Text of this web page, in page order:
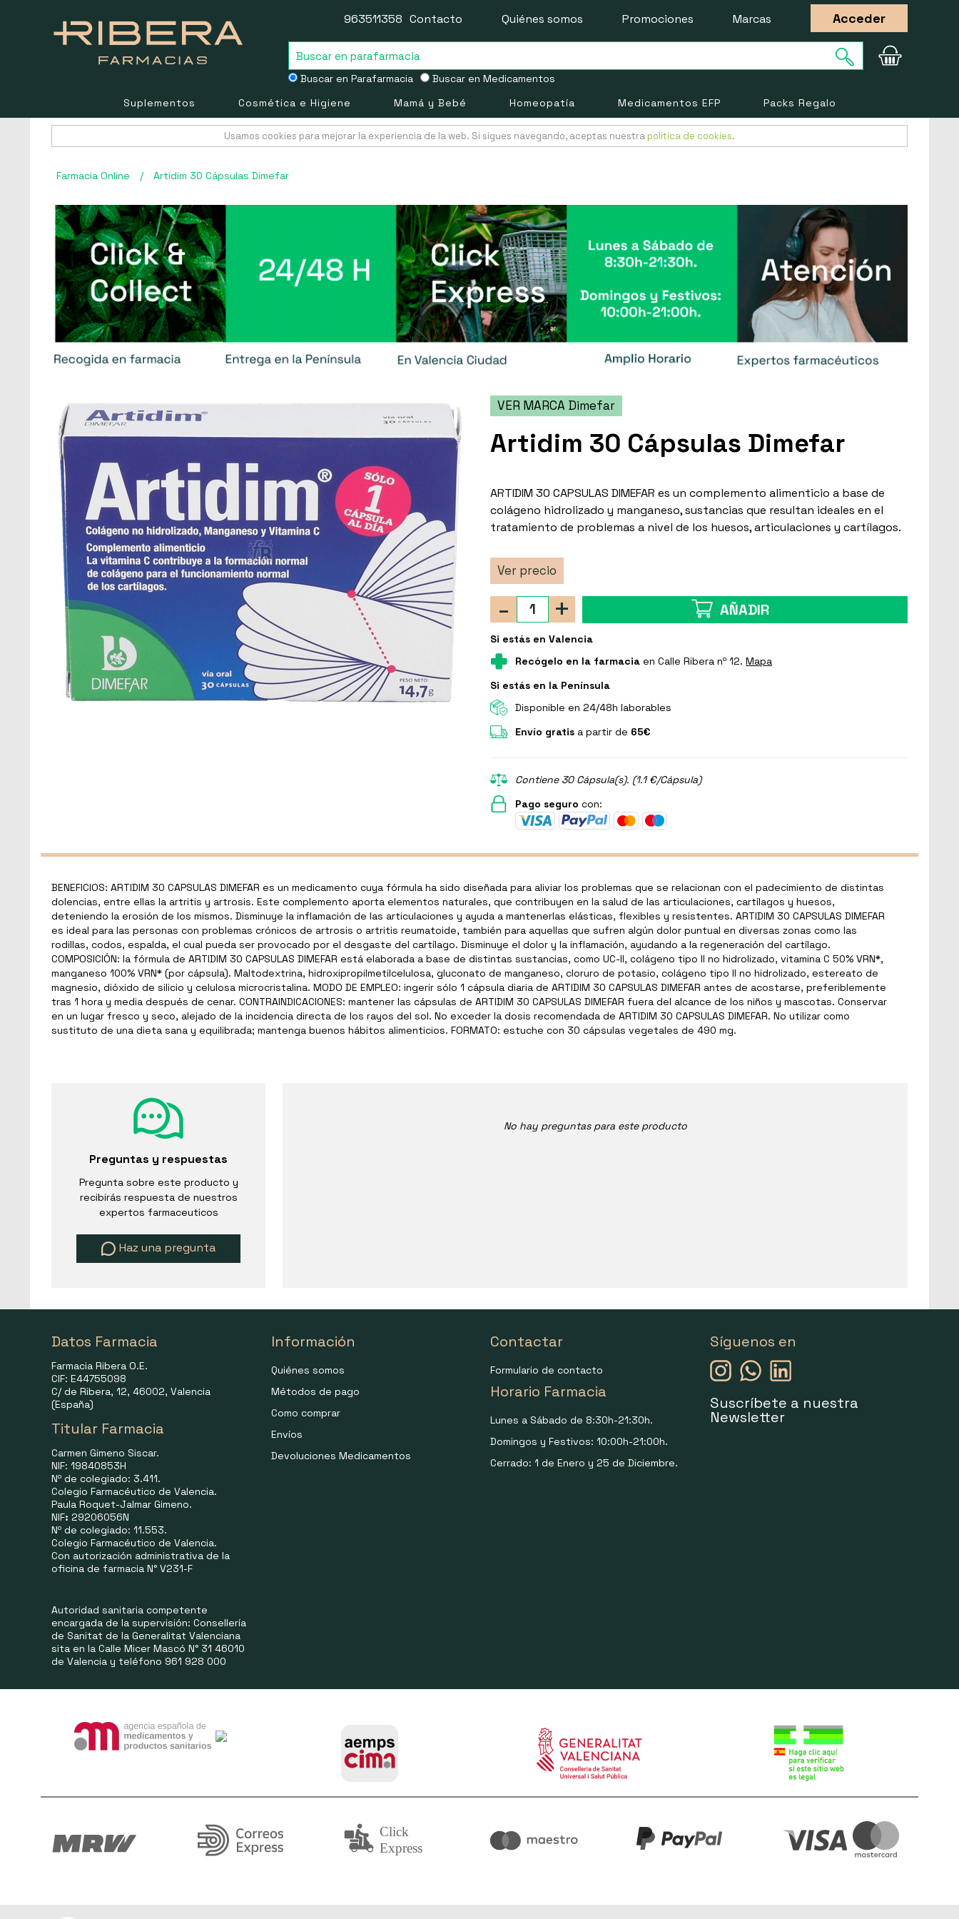
Buscar en Parafarmacia Buscar en Medicamentos
963511358 Contacto Quiénes somos Promociones Marcas Acceder
Suplementos Cosmética e Higiene Mamá y Bebé Homeopatía Medicamentos EFP Packs Regalo
Usamos cookies para mejorar la experiencia de la web. Si sigues navegando, aceptas nuestra política de cookies.
Farmacia Online / Artidim 30 Cápsulas Dimefar
VER MARCA Dimefar
Artidim 30 Cápsulas Dimefar
ARTIDIM 30 CAPSULAS DIMEFAR es un complemento alimenticio a base de
colágeno hidrolizado y manganeso, sustancias que resultan ideales en el
tratamiento de problemas a nivel de los huesos, articulaciones y cartílagos.
Ver precio
+
- AÑADIR
Si estás en Valencia
Recógelo en la farmacia en Calle Ribera nº 12. Mapa
Si estás en la Península
Disponible en 24/48h laborables
Envío gratis a partir de 65€
Contiene 30 Cápsula(s). (1.1 €/Cápsula)
Pago seguro con:
BENEFICIOS: ARTIDIM 30 CAPSULAS DIMEFAR es un medicamento cuya fórmula ha sido diseñada para aliviar los problemas que se relacionan con el padecimiento de distintas
dolencias, entre ellas la artritis y artrosis. Este complemento aporta elementos naturales, que contribuyen en la salud de las articulaciones, cartílagos y huesos,
deteniendo la erosión de los mismos. Disminuye la inflamación de las articulaciones y ayuda a mantenerlas elásticas, flexibles y resistentes. ARTIDIM 30 CAPSULAS DIMEFAR
es ideal para las personas con problemas crónicos de artrosis o artritis reumatoide, también para aquellas que sufren algún dolor puntual en diversas zonas como las
rodillas, codos, espalda, el cual pueda ser provocado por el desgaste del cartílago. Disminuye el dolor y la inflamación, ayudando a la regeneración del cartílago.
COMPOSICIÓN: la fórmula de ARTIDIM 30 CAPSULAS DIMEFAR está elaborada a base de distintas sustancias, como UC-II, colágeno tipo II no hidrolizado, vitamina C 50% VRN*,
manganeso 100% VRN* (por cápsula). Maltodextrina, hidroxipropilmetilcelulosa, gluconato de manganeso, cloruro de potasio, colágeno tipo II no hidrolizado, estereato de
magnesio, dióxido de silicio y celulosa microcristalina. MODO DE EMPLEO: ingerir sólo 1 cápsula diaria de ARTIDIM 30 CAPSULAS DIMEFAR antes de acostarse, preferiblemente
tras 1 hora y media después de cenar. CONTRAINDICACIONES: mantener las cápsulas de ARTIDIM 30 CAPSULAS DIMEFAR fuera del alcance de los niños y mascotas. Conservar
en un lugar fresco y seco, alejado de la incidencia directa de los rayos del sol. No exceder la dosis recomendada de ARTIDIM 30 CAPSULAS DIMEFAR. No utilizar como
sustituto de una dieta sana y equilibrada; mantenga buenos hábitos alimenticios. FORMATO: estuche con 30 cápsulas vegetales de 490 mg.
Preguntas y respuestas
Pregunta sobre este producto y
recibirás respuesta de nuestros
expertos farmaceuticos
Haz una pregunta
No hay preguntas para este producto
Datos Farmacia
Farmacia Ribera O.E.
CIF: E44755098
C/ de Ribera, 12, 46002, Valencia
(España)
Titular Farmacia
Carmen Gimeno Siscar.
NIF: 19840853H
Nº de colegiado: 3.411.
Colegio Farmacéutico de Valencia.
Paula Roquet-Jalmar Gimeno.
NIF: 29206056N
Nº de colegiado: 11.553.
Colegio Farmacéutico de Valencia.
Con autorización administrativa de la
oficina de farmacia N° V231-F
Autoridad sanitaria competente
encargada de la supervisión: Consellería
de Sanitat de la Generalitat Valenciana
sita en la Calle Micer Mascó N° 31 46010
de Valencia y teléfono 961 928 000
Información
Quiénes somos
Métodos de pago
Como comprar
Envíos
Devoluciones Medicamentos
Contactar
Formulario de contacto
Horario Farmacia
Lunes a Sábado de 8:30h-21:30h.
Domingos y Festivos: 10:00h-21:00h.
Cerrado: 1 de Enero y 25 de Diciembre.
Síguenos en
Suscríbete a nuestra
Newsletter